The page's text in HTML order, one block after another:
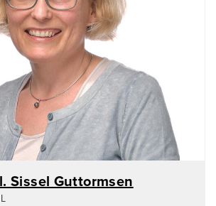
Sissel Guttormsen